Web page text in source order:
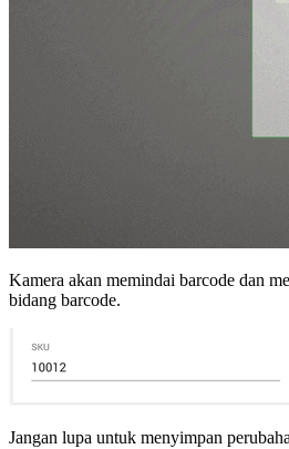
Kamera akan memindai barcode dan
bidang barcode.
Jangan lupa untuk menyimpan